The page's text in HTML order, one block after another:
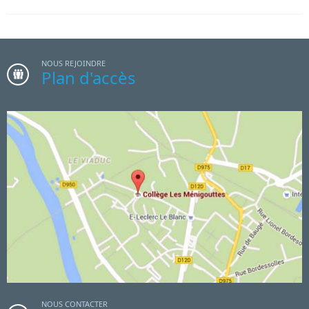
NOUS REJOINDRE
Plan d'accès
NOUS CONTACTER